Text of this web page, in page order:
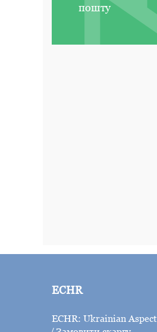
пошту
ECHR
ECHR: Ukrainian Aspect